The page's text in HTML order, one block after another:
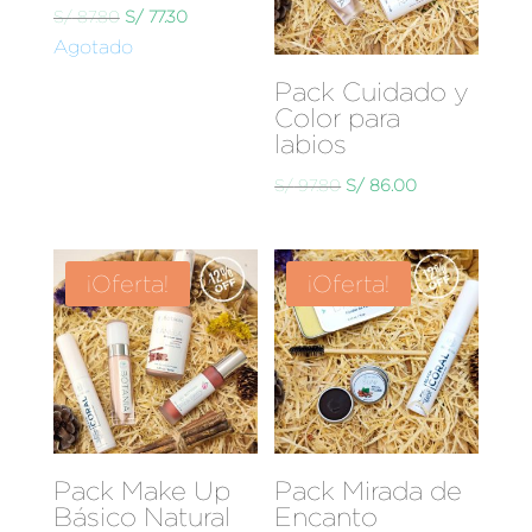
S/87.80 El
precio
S/77.30El
Agotado
Pack Cuidado y
Color para
labios
S/97.80 El
original
era:
S/ 97.80.
S/ 86.00El
actual
es:
S/ 86.00.
¡Oferta!
Pack Make Up
Básico Natural
¡Oferta!
Pack Mirada de
Encanto